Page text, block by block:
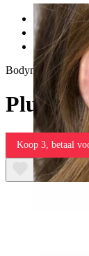
Stretching
Plugs &
Plug uit
Bodymod Trend
Plug uit
Koop 3, betaal